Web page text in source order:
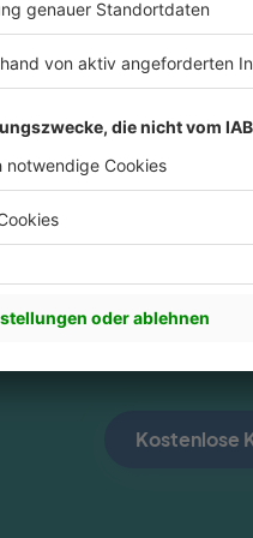
Sie bereit, Ihr
Kostenlose